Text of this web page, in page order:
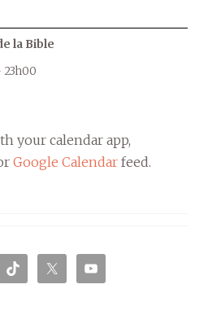
la Bible
23h00
your calendar app,
Google Calendar feed.